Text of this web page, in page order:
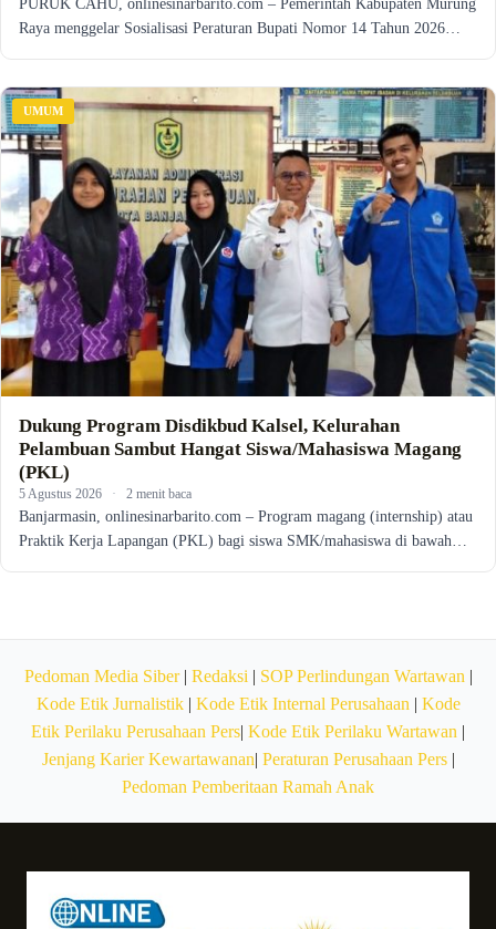
PURUK CAHU, onlinesinarbarito.com – Pemerintah Kabupaten Murung
Raya menggelar Sosialisasi Peraturan Bupati Nomor 14 Tahun 2026…
UMUM
Dukung Program Disdikbud Kalsel, Kelurahan
Pelambuan Sambut Hangat Siswa/Mahasiswa Magang
(PKL)
5 Agustus 2026 · 2 menit baca
Banjarmasin, onlinesinarbarito.com – Program magang (internship) atau
Praktik Kerja Lapangan (PKL) bagi siswa SMK/mahasiswa di bawah…
Pedoman Media Siber| Redaksi | SOP Perlindungan Wartawan |
Kode Etik Jurnalistik| Kode Etik Internal Perusahaan | Kode
Etik Perilaku Perusahaan Pers| Kode Etik Perilaku Wartawan |
Jenjang Karier Kewartawanan| Peraturan Perusahaan Pers|
Pedoman Pemberitaan Ramah Anak